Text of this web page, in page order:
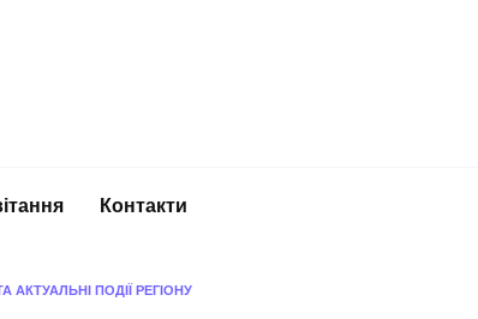
Контакти
АКТУАЛЬНІ ПОДІЇ РЕГІОНУ